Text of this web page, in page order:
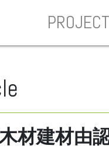
PROJECT
材建材由